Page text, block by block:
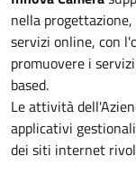
nella
servizi online, con
promuovere i
based.
Le attività
applicativi
dei siti internet